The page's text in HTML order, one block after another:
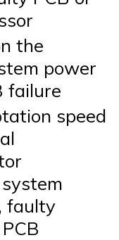
the
power
failure
speed
faulty